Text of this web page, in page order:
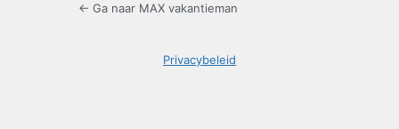
← Ga naar MAX vakantieman
Privacybeleid